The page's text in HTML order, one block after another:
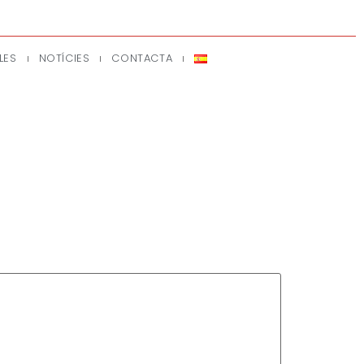
NOTÍCIES CONTACTA